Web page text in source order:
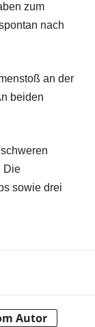
zum
nach
an der
beiden
Die
sowie drei
Autor